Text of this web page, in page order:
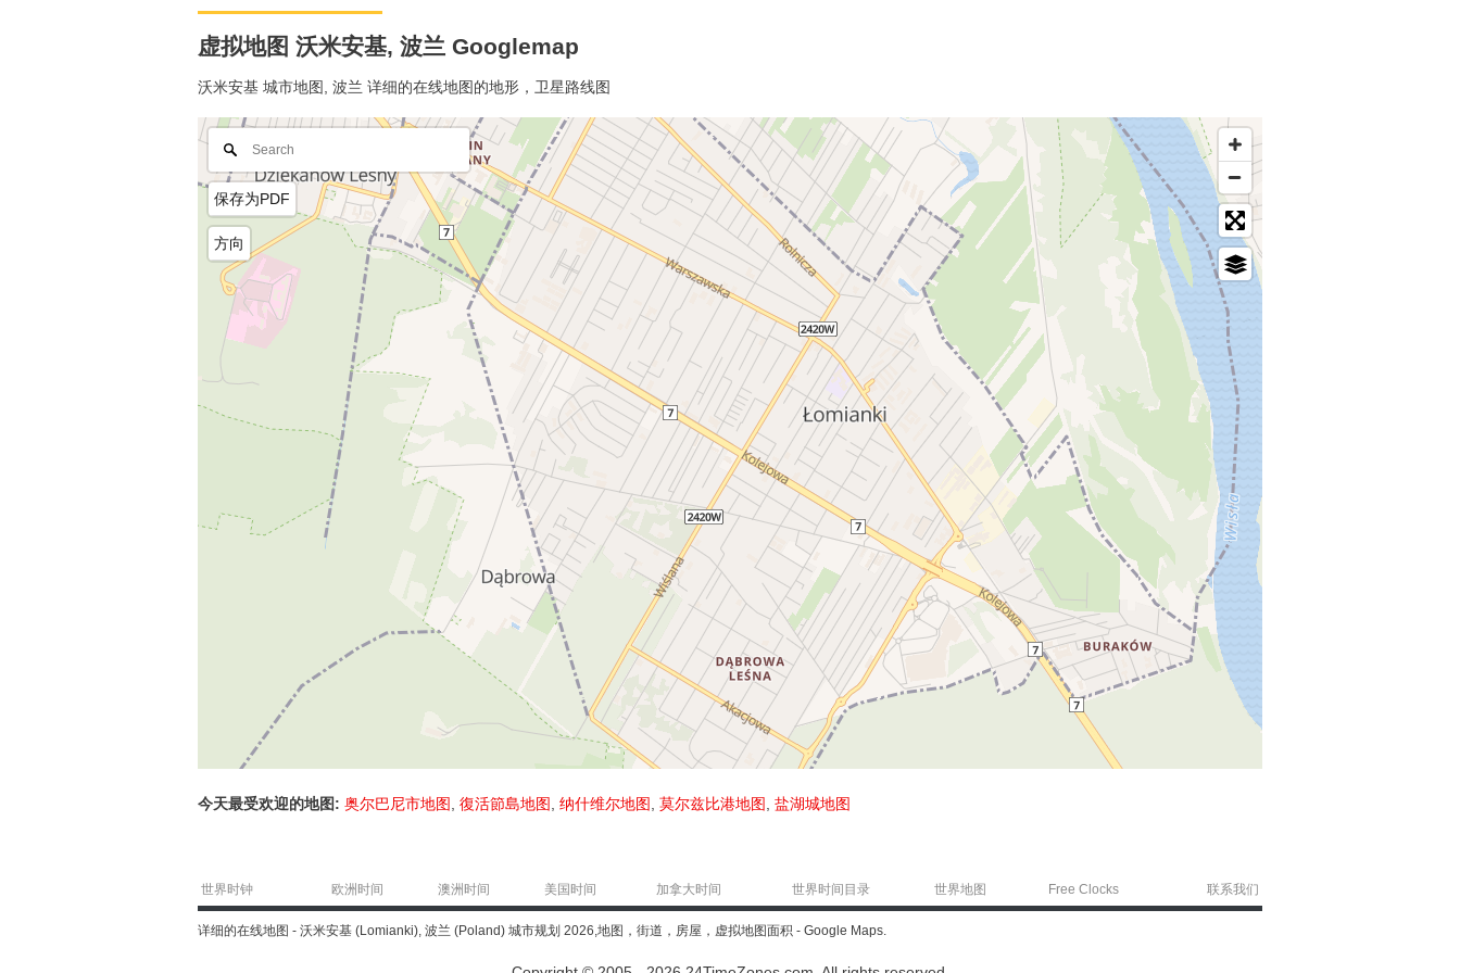
虚拟地图 沃米安基, 波兰 Googlemap
沃米安基 城市地图, 波兰 详细的在线地图的地形，卫星路线图
保存为PDF
方向
今天最受欢迎的地图: 奥尔巴尼市地图 復活節島地图 纳什维尔地图 莫尔兹比港地图 盐湖城地图
世界时钟 欧洲时间 澳洲时间 美国时间 加拿大时间 世界时间目录 世界地图 Free Clocks 联系我们
详细的在线地图 - 沃米安基 (Lomianki), 波兰 (Poland) 城市规划 2026,地图，街道，房屋，虚拟地图面积 - Google Maps.